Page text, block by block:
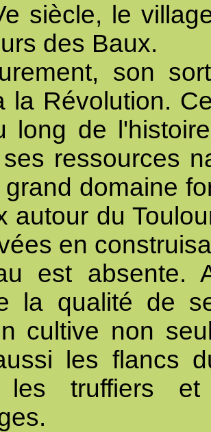
siècle, le
des Baux.
son
la Révolution.
long de
ressources
domaine
autour du
en
est absente.
la qualité de
cultive non
les flancs
les truffiers